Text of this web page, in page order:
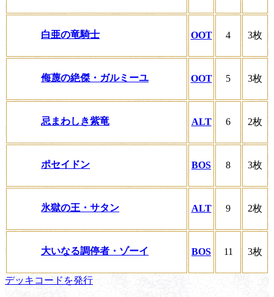
白亜の竜騎士 OOT 4 3枚
侮蔑の絶傑・ガルミーユ OOT 5 3枚
忌まわしき紫竜 ALT 6 2枚
ポセイドン BOS 8 3枚
氷獄の王・サタン ALT 9 2枚
大いなる調停者・ゾーイ BOS 11 3枚
デッキコードを発行